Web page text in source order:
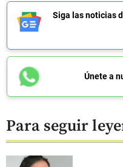
Siga las noticias
Únete a
Para seguir